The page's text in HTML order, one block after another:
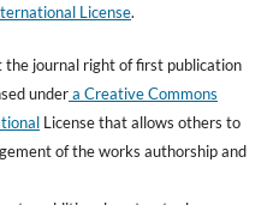
License.
journal right of first publication
undera Creative Commons
License that allows others to
of the works authorship and